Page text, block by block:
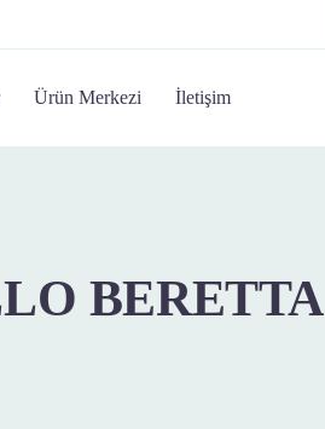
Ürün Merkezi İletişim
BERETTA